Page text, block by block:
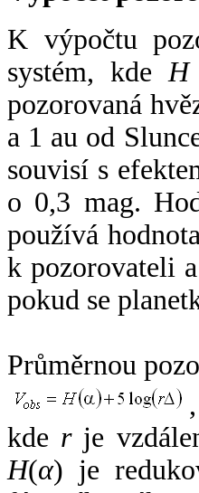
K výpočtu
systém, kde H
pozorovaná
a 1 au od
souvisí s
o 0,3 mag.
používá
k pozorovateli
pokud se
Průměrnou
,
kde rje
H(α) je